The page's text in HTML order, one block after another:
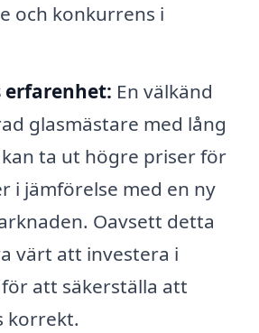
och konkurrens i
erfarenhet: En välkänd
glasmästare med lång
ta ut högre priser för
i jämförelse med en ny
Oavsett detta
värt att investera i
att säkerställa att
korrekt.